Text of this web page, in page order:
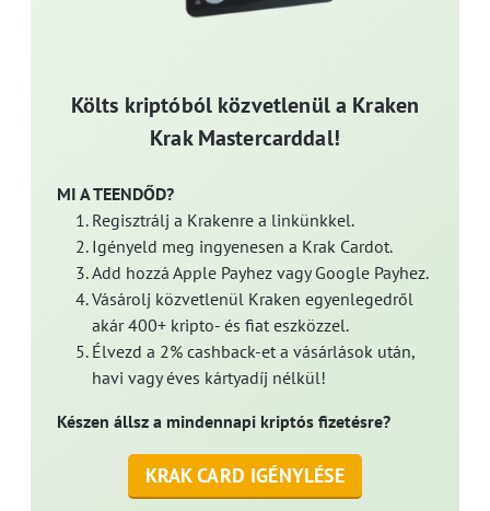
Költs kriptóból közvetlenül a Kraken
Krak Mastercarddal!
MI A TEENDŐD?
Regisztrálj a Krakenre a linkünkkel.
Igényeld meg ingyenesen a Krak Cardot.
Add hozzá Apple Payhez vagy Google Payhez.
Vásárolj közvetlenül Kraken egyenlegedről
akár 400+ kripto- és fiat eszközzel.
Élvezd a 2% cashback-et a vásárlások után,
havi vagy éves kártyadíj nélkül!
Készen állsz a mindennapi kriptós fizetésre?
KRAK CARD IGÉNYLÉSE